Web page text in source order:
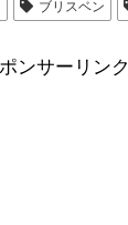
ブリスベン
ンサーリンク